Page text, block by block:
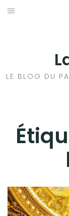
Aller
LE BLOG DU
HISTOIRES EN ILE
VOYAGES À